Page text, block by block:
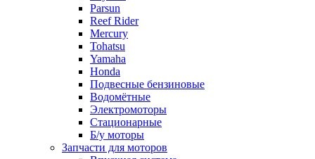
Parsun
Reef Rider
Mercury
Tohatsu
Yamaha
Honda
Подвесные бензиновые
Водомётные
Электромоторы
Стационарные
Б/у моторы
Запчасти для моторов